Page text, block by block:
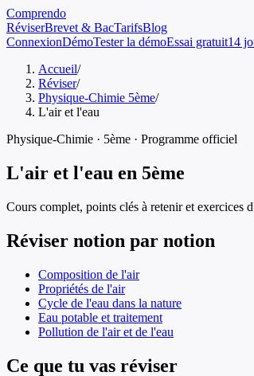
Comprendo
RéviserBrevet & BacTarifsBlog
ConnexionDémoTester la démoEssai gratuit14
Accueil/
Réviser/
Physique-Chimie 5ème/
L'air et l'eau
Physique-Chimie · 5ème · Programme officiel
L'air et l'eau en 5ème
Cours complet, points clés à retenir et exercices
Réviser notion par notion
Composition de l'air
Propriétés de l'air
Cycle de l'eau dans la nature
Eau potable et traitement
Pollution de l'air et de l'eau
Ce que tu vas réviser